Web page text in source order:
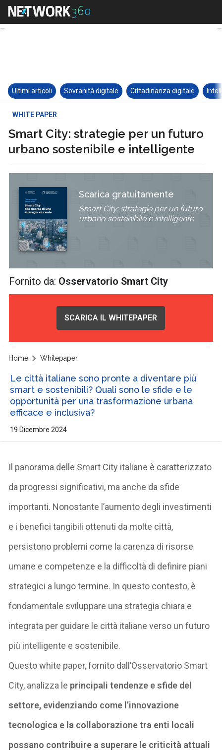
Ultimi articoli Sovranità digitale Cittadinanza digitale
WHITE PAPER
Smart City: strategie per un futuro
urbano sostenibile e intelligente
Scarica gratuitamente
Smart City: strategie per un futuro
urbano sostenibile e intelligente
Fornito da: Osservatorio Smart City
SCARICA IL WHITEPAPER
Home Whitepaper
Le città italiane sono pronte a diventare più
smart e sostenibili? Quali sono le sfide e le
opportunità per una trasformazione urbana
efficace e inclusiva?
19 Dicembre 2024
Il panorama delle Smart City italiane è caratterizzato
da progressi significativi, ma anche da sfide
importanti. Nonostante l’aumento degli investimenti
e i benefici tangibili ottenuti da molte città,
persistono problemi come la carenza di risorse
umane e competenze e la difficoltà di definire piani
strategici a lungo termine. In questo contesto, è
fondamentale sviluppare una strategia chiara e
integrata per guidare le città italiane verso un futuro
più intelligente e sostenibile.
Questo white paper, fornito dall’Osservatorio Smart
City, analizza le principali tendenze e sfide del
settore, evidenziando come l’innovazione
tecnologica e la collaborazione tra enti locali
possano contribuire a superare le criticità attuali